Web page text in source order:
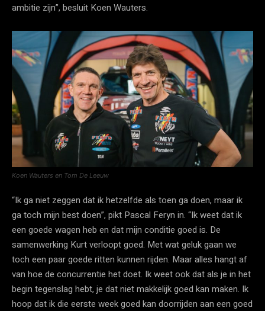
ambitie zijn”, besluit Koen Wauters.
Koen Wauters en Tom De Leeuw
“Ik ga niet zeggen dat ik hetzelfde als toen ga doen, maar ik
ga toch mijn best doen”, pikt Pascal Feryn in. “Ik weet dat ik
een goede wagen heb en dat mijn conditie goed is. De
samenwerking Kurt verloopt goed. Met wat geluk gaan we
toch een paar goede ritten kunnen rijden. Maar alles hangt af
van hoe de concurrentie het doet. Ik weet ook dat als je in het
begin tegenslag hebt, je dat niet makkelijk goed kan maken. Ik
hoop dat ik die eerste week goed kan doorrijden aan een goed